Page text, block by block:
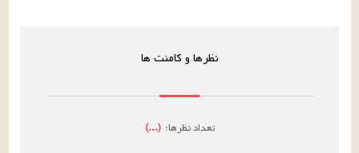
نظرها و کامنت ها
تعداد نظرها: (
...
)